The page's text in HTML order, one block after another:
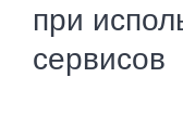
при
сервисов